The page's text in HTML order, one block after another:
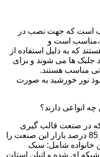
آب است که جهت نصب در
است و
که به دلیل استفاده از
جلبک ها می شوند و برای
مناسب هستند.
نور خورشید به صورت
انواعی دارند؟
که در صنعت قالب گیری
دورانی از آن استفاده می شود و مقدار 85 درصد بازار این صنعت را
خانواده شامل: سبک
ای شده و اتیلن استات